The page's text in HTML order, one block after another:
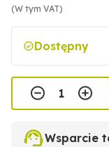
(W tym VAT)
Dostępny
Wsparcie